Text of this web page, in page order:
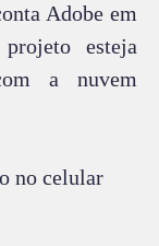
Adobe em
esteja
a nuvem
no celular